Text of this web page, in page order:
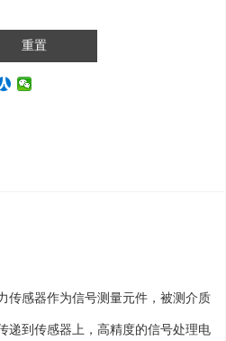
传感器作为信号测量元件，被测介质
递到传感器上，高精度的信号处理电